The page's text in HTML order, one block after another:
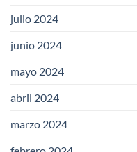
julio 2024
junio 2024
mayo 2024
abril 2024
marzo 2024